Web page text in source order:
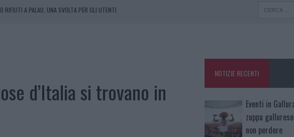
RIFIUTI A PALAU, UNA SVOLTA PER GLI UTENTI
ZUPPA GALLURESE: GLI APPUNTAMENTI DA NON PERDERE
MAESTRO CHE RIFIUTÒ LA COSTA SMERALDA
d’Italia si trovano in
NOTIZIE RECENTI
Eventi in
zuppa
non perdere